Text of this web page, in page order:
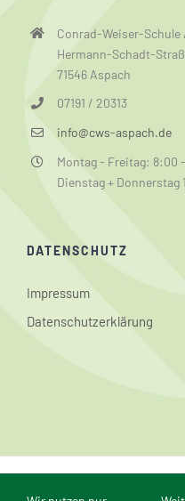
Conrad-Weiser-Schule
Hermann-Schadt-
71546 Aspach
07191 / 20313
info@cws-aspach.de
Montag - Freitag: 8:00
Dienstag + Donnerstag
DATENSCHUTZ
Impressum
Datenschutzerklärung
© Conrad-Weiser-